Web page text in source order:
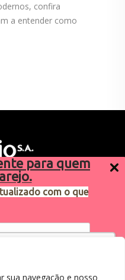
para quem
com o que
melhor
sua navegação e nosso
confira
a entender como
pauta